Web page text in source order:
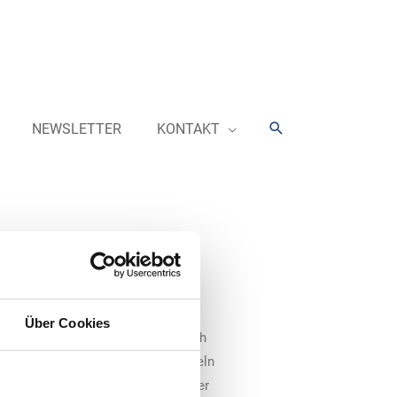
Über Cookies
NEWSLETTER KONTAKT Suchen
um die Mautgebühren einfach
mit einer On Board Unit abwickeln
Hoyer übernimmt aus einer